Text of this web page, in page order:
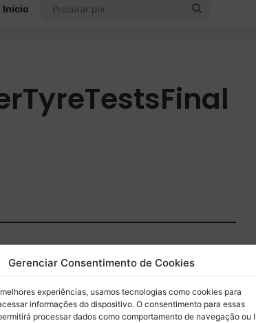
Gerenciar Consentimento de Cookies
experiências, usamos tecnologias como cookies para
informações do dispositivo. O consentimento para essas
processar dados como comportamento de navegação ou
Início
Assinar